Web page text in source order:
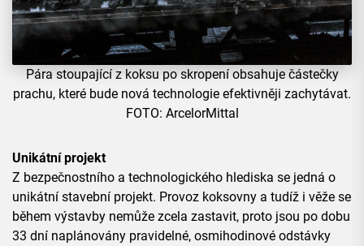
Pára stoupající z koksu po skropení obsahuje částečky
prachu, které bude nová technologie efektivněji zachytávat.
FOTO: ArcelorMittal
Unikátní projekt
Z bezpečnostního a technologického hlediska se jedná o
unikátní stavební projekt. Provoz koksovny a tudíž i věže se
během výstavby nemůže zcela zastavit, proto jsou po dobu
33 dní naplánovány pravidelné, osmihodinové odstávky